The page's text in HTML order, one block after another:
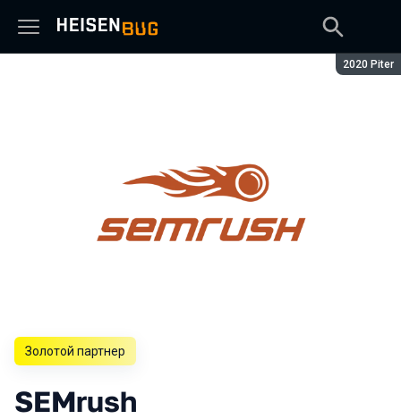
Сезон:
2020 Piter
Золотой партнер
SEMrush